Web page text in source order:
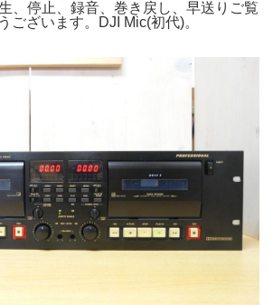
、停止、録音、巻き戻し、早送りご覧
ございます。DJI Mic(初代)。